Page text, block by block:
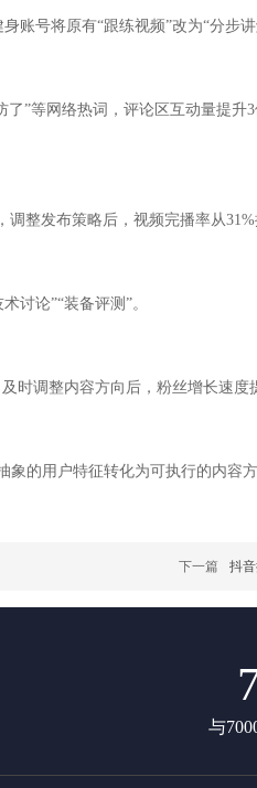
账号将原有“跟练视频”改为“分步
”等网络热词，评论区互动量提升
整发布策略后，视频完播率从
讨论”“装备评测”。
时调整内容方向后，粉丝增长速度
的用户特征转化为可执行的内容
下一篇 抖
与